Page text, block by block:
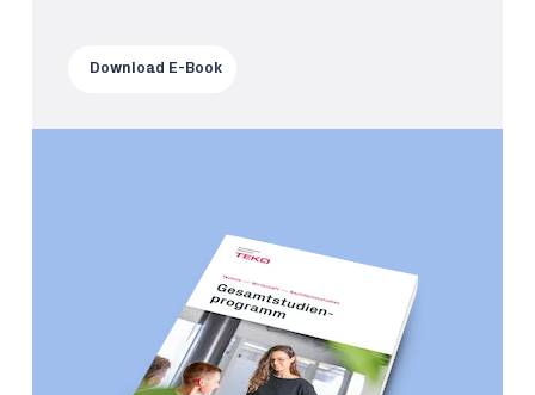
Download E-Book